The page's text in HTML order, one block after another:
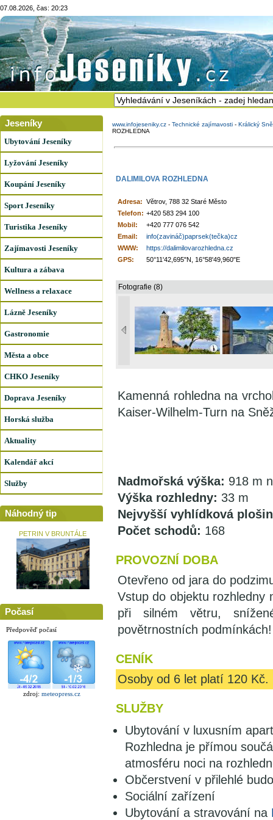
07.08.2026, čas: 20:23
Jeseníky
Ubytování Jeseníky
Lyžování Jeseníky
Koupání Jeseníky
Sport Jeseníky
Turistika Jeseníky
Zajímavosti Jeseníky
Kultura a zábava
Wellness a relaxace
Lázně Jeseníky
Gastronomie
Města a obce
CHKO Jeseníky
Doprava Jeseníky
Horská služba
Aktuality
Kalendář akcí
Služby
Náhodný tip
PETRIN V BRUNTÁLE
Počasí
Předpověď počasí
zdroj: meteopress.cz
www.infojeseniky.cz - Technické zajímavosti - Králický
ROZHLEDNA
DALIMILOVA ROZHLEDNA
Adresa: Větrov, 788 32 Staré Město
Telefon: +420 583 294 100
Mobil:
+420 777 076 542
Email:
info(zavináč)paprsek(tečka)cz
WWW:
https://dalimilovarozhledna.cz
GPS:
50°11'42,695"N, 16°58'49,960"E
Fotografie (8)
Kamenná rohledna na
Kaiser-Wilhelm-Turn na
Nadmořská výška: 918 m
Výška rozhledny: 33 m
Nejvyšší vyhlídková
Počet schodů: 168
PROVOZNÍ DOBA
Otevřeno od jara do
Vstup do objektu rozhledny
při silném větru,
povětrnostních podmínkách!
CENÍK
Osoby od 6 let platí 120 Kč.
SLUŽBY
Ubytování v luxusním
Rozhledna je přímou
atmosféru noci na
Občerstvení v přilehlé
Sociální zařízení
Ubytování a stravování na